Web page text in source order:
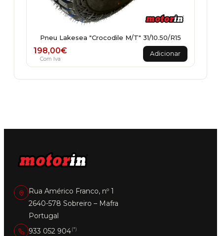
Pneu Lakesea "Crocodile M/T" 31/10.50/R15
198,00€
Com Iva
Adicionar
Rua Américo Franco, nº 1
2640-578 Sobreiro – Mafra
Portugal
933 052 904(*)